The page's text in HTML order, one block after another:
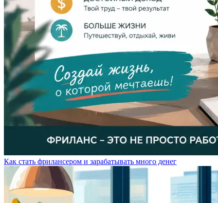
Как стать фрилансером и зарабатывать много денег